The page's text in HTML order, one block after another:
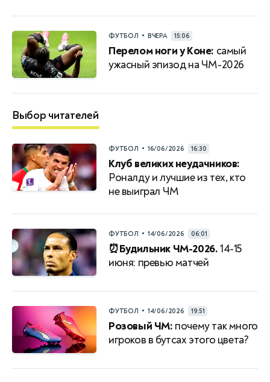
ФУТБОЛ • ВЧЕРА 15:06
Перелом ноги у Коне: самый
ужасный эпизод на ЧМ-2026
Выбор читателей
ФУТБОЛ • 16/06/2026 16:30
Клуб великих неудачников:
Роналду и лучшие из тех, кто
не выиграл ЧМ
ФУТБОЛ • 14/06/2026 06:01
⏰Будильник ЧМ-2026.14-15
июня: превью матчей
ФУТБОЛ • 14/06/2026 19:51
Розовый ЧМ: почему так много
игроков в бутсах этого цвета?